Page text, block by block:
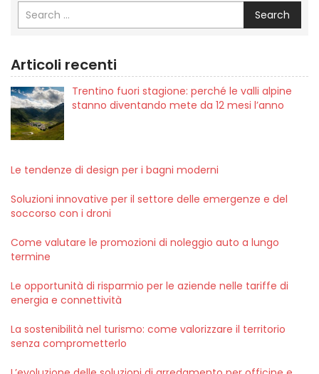
Search
Articoli recenti
Trentino fuori stagione: perché le valli alpine
stanno diventando mete da 12 mesi l’anno
Le tendenze di design per i bagni moderni
Soluzioni innovative per il settore delle emergenze e del
soccorso con i droni
Come valutare le promozioni di noleggio auto a lungo
termine
Le opportunità di risparmio per le aziende nelle tariffe di
energia e connettività
La sostenibilità nel turismo: come valorizzare il territorio
senza comprometterlo